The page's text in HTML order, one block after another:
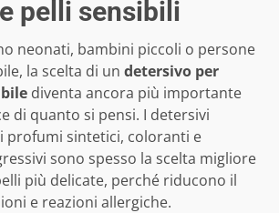
pelli sensibili
neonati, bambini piccoli o persone
la scelta di un detersivo per
diventa ancora più importante
di quanto si pensi. I detersivi
profumi sintetici, coloranti e
sono spesso la scelta migliore
più delicate, perché riducono il
e reazioni allergiche.